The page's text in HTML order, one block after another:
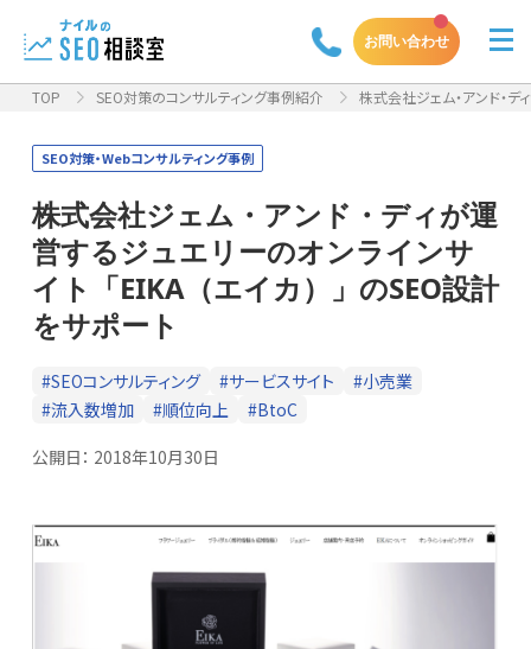
お問い合わせ
TOP SEO対策のコンサルティング事例紹介 株式会社ジェム・アンド・デ
SEO対策・Webコンサルティング事例
株式会社ジェム・アンド・ディが運
営するジュエリーのオンラインサ
イト「EIKA（エイカ）」のSEO設計
をサポート
#SEOコンサルティング #サービスサイト
#小売業
#流入数増加
#順位向上
#BtoC
公開日： 2018年10月30日